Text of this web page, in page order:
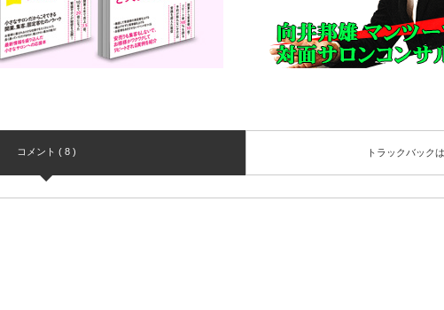
コメント ( 8 ) トラックバック